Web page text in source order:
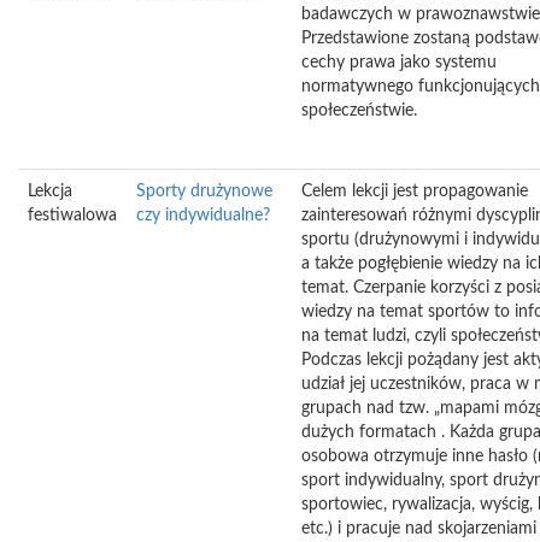
badawczych w
Przedstawione zostaną
cechy prawa jako systemu
normatywnego
społeczeństwie.
Lekcja
festiwalowa
Sporty drużynowe
czy indywidualne?
Celem lekcji jest propagowanie
zainteresowań różnymi
sportu (drużynowymi i
a także pogłębienie wiedzy na
temat. Czerpanie korzyści z
wiedzy na temat sportów to
na temat ludzi, czyli
Podczas lekcji pożądany jest
udział jej uczestników, praca w
grupach nad tzw. „mapami
dużych formatach . Każda
osobowa otrzymuje inne hasło
sport indywidualny, sport
sportowiec, rywalizacja, wyścig,
etc.) i pracuje nad